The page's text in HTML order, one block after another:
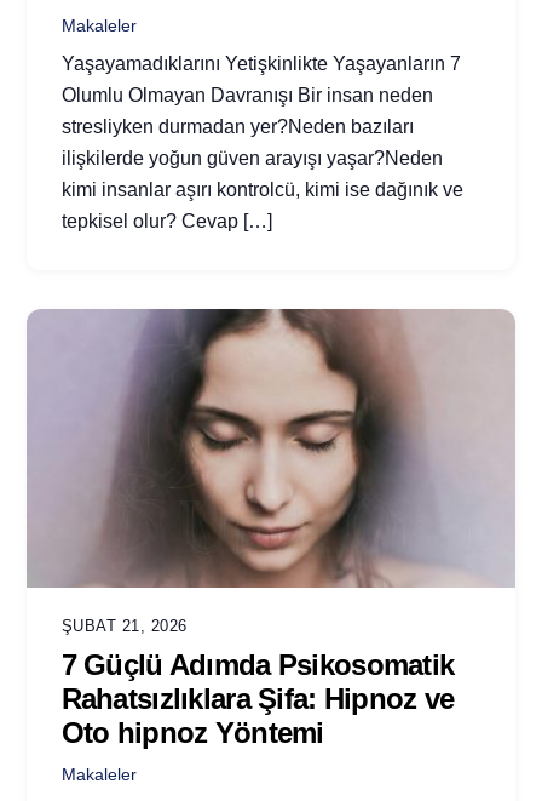
Makaleler
Yaşayamadıklarını Yetişkinlikte Yaşayanların 7
Olumlu Olmayan Davranışı Bir insan neden
stresliyken durmadan yer?Neden bazıları
ilişkilerde yoğun güven arayışı yaşar?Neden
kimi insanlar aşırı kontrolcü, kimi ise dağınık ve
tepkisel olur? Cevap […]
ŞUBAT 21, 2026
7 Güçlü Adımda Psikosomatik
Rahatsızlıklara Şifa: Hipnoz ve
Oto hipnoz Yöntemi
Makaleler